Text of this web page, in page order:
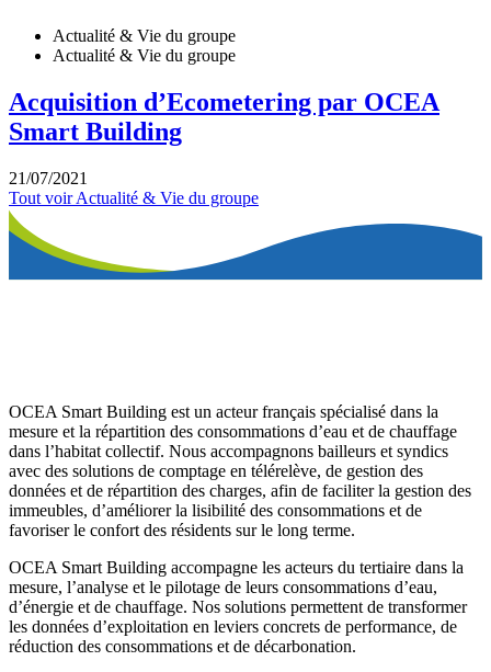
Actualité & Vie du groupe
Actualité & Vie du groupe
Acquisition d’Ecometering par OCEA
Smart Building
21/07/2021
Tout voirActualité & Vie du groupe
OCEA Smart Building est un acteur français spécialisé dans la
mesure et la répartition des consommations d’eau et de chauffage
dans l’habitat collectif. Nous accompagnons bailleurs et syndics
avec des solutions de comptage en télérelève, de gestion des
données et de répartition des charges, afin de faciliter la gestion des
immeubles, d’améliorer la lisibilité des consommations et de
favoriser le confort des résidents sur le long terme.
OCEA Smart Building accompagne les acteurs du tertiaire dans la
mesure, l’analyse et le pilotage de leurs consommations d’eau,
d’énergie et de chauffage. Nos solutions permettent de transformer
les données d’exploitation en leviers concrets de performance, de
réduction des consommations et de décarbonation.